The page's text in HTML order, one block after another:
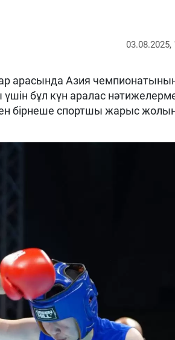
03.08.2025,
арасында Азия
бұл күн аралас
бірнеше спортшы жарыс